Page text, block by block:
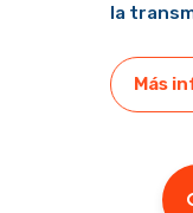
la
Más